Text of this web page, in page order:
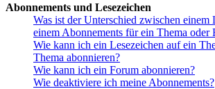
Abonnements und Lesezeichen
Was ist der Unterschied zwischen einem
einem Abonnements für ein Thema oder
Wie kann ich ein Lesezeichen auf ein
Thema abonnieren?
Wie kann ich ein Forum abonnieren?
Wie deaktiviere ich meine Abonnements?